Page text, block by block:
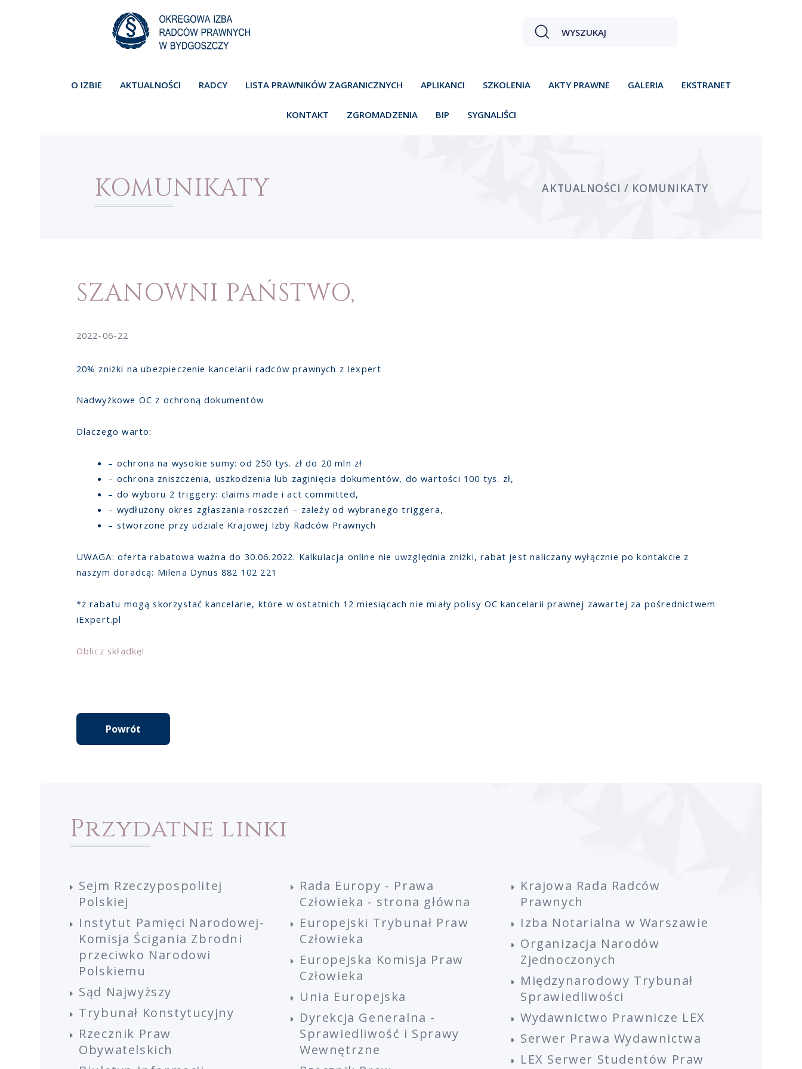
O IZBIE AKTUALNOŚCI RADCY LISTA PRAWNIKÓW ZAGRANICZNYCH APLIKANCI SZKOLENIA AKTY PRAWNE GALERIA EKSTRANET
KONTAKT ZGROMADZENIA BIP SYGNALIŚCI
KOMUNIKATY AKTUALNOŚCI / KOMUNIKATY
SZANOWNI PAŃSTWO,
2022-06-22
20% zniżki na ubezpieczenie kancelarii radców prawnych z Iexpert
Nadwyżkowe OC z ochroną dokumentów
Dlaczego warto:
– ochrona na wysokie sumy: od 250 tys. zł do 20 mln zł
– ochrona zniszczenia, uszkodzenia lub zaginięcia dokumentów, do wartości 100 tys. zł,
– do wyboru 2 triggery: claims made i act committed,
– wydłużony okres zgłaszania roszczeń – zależy od wybranego triggera,
– stworzone przy udziale Krajowej Izby Radców Prawnych
UWAGA: oferta rabatowa ważna do 30.06.2022. Kalkulacja online nie uwzględnia zniżki, rabat jest naliczany wyłącznie po kontakcie z
naszym doradcą: Milena Dynus 882 102 221
*z rabatu mogą skorzystać kancelarie, które w ostatnich 12 miesiącach nie miały polisy OC kancelarii prawnej zawartej za pośrednictwem
iExpert.pl
Oblicz składkę!
Powrót
Przydatne linki
Sejm Rzeczypospolitej
Polskiej
Instytut Pamięci Narodowej-
Komisja Ścigania Zbrodni
przeciwko Narodowi
Polskiemu
Sąd Najwyższy
Trybunał Konstytucyjny
Rzecznik Praw
Obywatelskich
Rada Europy - Prawa
Człowieka - strona główna
Europejski Trybunał Praw
Człowieka
Europejska Komisja Praw
Człowieka
Unia Europejska
Dyrekcja Generalna -
Sprawiedliwość i Sprawy
Wewnętrzne
Krajowa Rada Radców
Prawnych
Izba Notarialna w Warszawie
Organizacja Narodów
Zjednoczonych
Międzynarodowy Trybunał
Sprawiedliwości
Wydawnictwo Prawnicze LEX
Serwer Prawa Wydawnictwa
LEX Serwer Studentów Praw